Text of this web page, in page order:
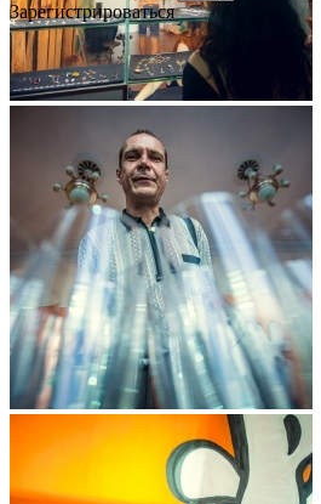
Зарегистрироваться